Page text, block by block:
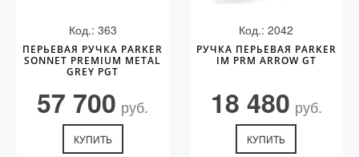
Код.: 363
ПЕРЬЕВАЯ РУЧКА PARKER
SONNET PREMIUM METAL
GREY PGT
57 700 руб.
КУПИТЬ
Код.: 2042
РУЧКА ПЕРЬЕВАЯ PARKER
IM PRM ARROW GT
18 480 руб.
КУПИТЬ